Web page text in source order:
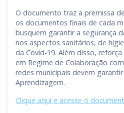
O documento traz a premissa
os documentos finais de cada
busquem garantir a segurança
nos aspectos sanitários, de
da Covid-19. Além disso,
em Regime de Colaboração
redes municipais devem
Aprendizagem.
Clique aqui e acesse o